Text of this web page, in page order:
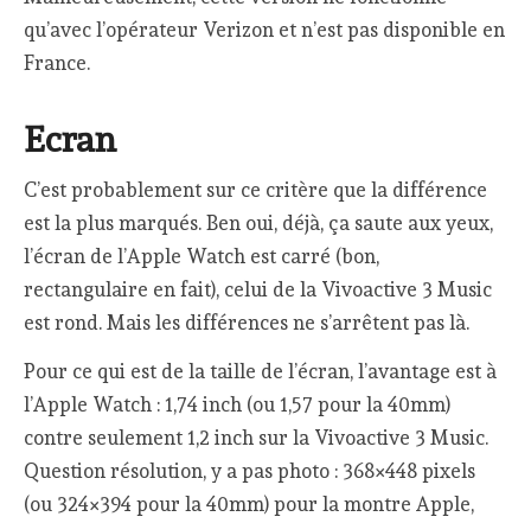
qu’avec l’opérateur Verizon et n’est pas disponible en
France.
Ecran
C’est probablement sur ce critère que la différence
est la plus marqués. Ben oui, déjà, ça saute aux yeux,
l’écran de l’Apple Watch est carré (bon,
rectangulaire en fait), celui de la Vivoactive 3 Music
est rond. Mais les différences ne s’arrêtent pas là.
Pour ce qui est de la taille de l’écran, l’avantage est à
l’Apple Watch : 1,74 inch (ou 1,57 pour la 40mm)
contre seulement 1,2 inch sur la Vivoactive 3 Music.
Question résolution, y a pas photo : 368×448 pixels
(ou 324×394 pour la 40mm) pour la montre Apple,